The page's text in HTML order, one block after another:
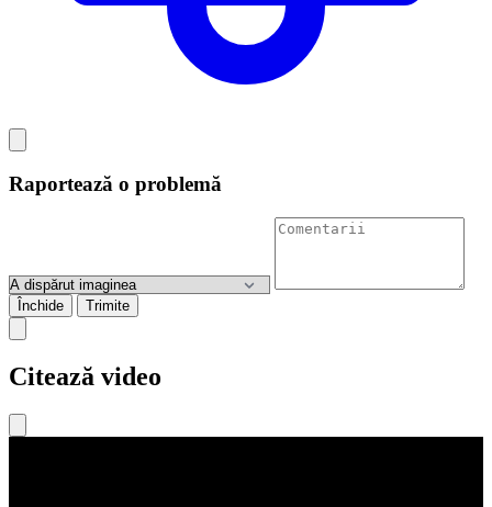
Raportează o problemă
Închide Trimite
Citează video